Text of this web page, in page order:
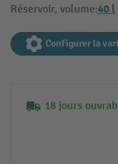
Réservoir, volume:40 l
Configurer la
18 jours